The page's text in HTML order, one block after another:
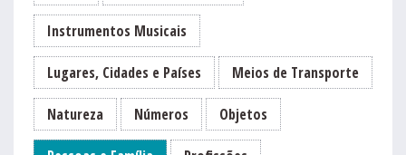
Instrumentos Musicais
Lugares, Cidades e Países Meios de Transporte
Natureza Números Objetos